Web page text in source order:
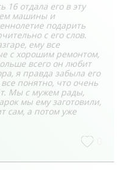
16 отдала его в эту
машины и
подарить
с его слов.
ему все
с хорошим ремонтом,
всего он любит
я правда забыла его
понятно, что очень
Мы с мужем рады,
мы ему заготовили,
сам, а потом уже